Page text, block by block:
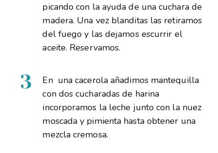
picando con la ayuda de una cuchara de
madera. Una vez blanditas las retiramos
del fuego y las dejamos escurrir el
aceite. Reservamos.
En una cacerola añadimos mantequilla
con dos cucharadas de harina
incorporamos la leche junto con la nuez
moscada y pimienta hasta obtener una
mezcla cremosa.